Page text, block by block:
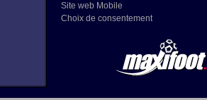
Site web Mobile
Choix de consentement